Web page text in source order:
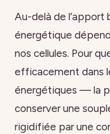
Au-delà de l’apport
énergétique
nos cellules. Pour
efficacement dans
énergétiques — la
conserver une
rigidifiée par une